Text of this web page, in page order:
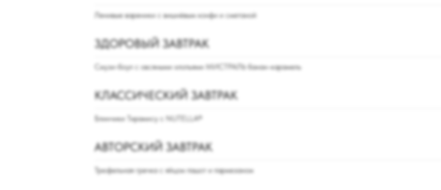
Ленивые вареники с вишнёвым конфи и сметаной
ЗДОРОВЫЙ ЗАВТРАК
Смузи-боул с овсяными хлопьями МИСТРАЛЬ банан-карамель
КЛАССИЧЕСКИЙ ЗАВТРАК
Блинчики Тирамису с NUTELLA®
АВТОРСКИЙ ЗАВТРАК
Трюфельная гречка с яйцом пашот и пармезаном